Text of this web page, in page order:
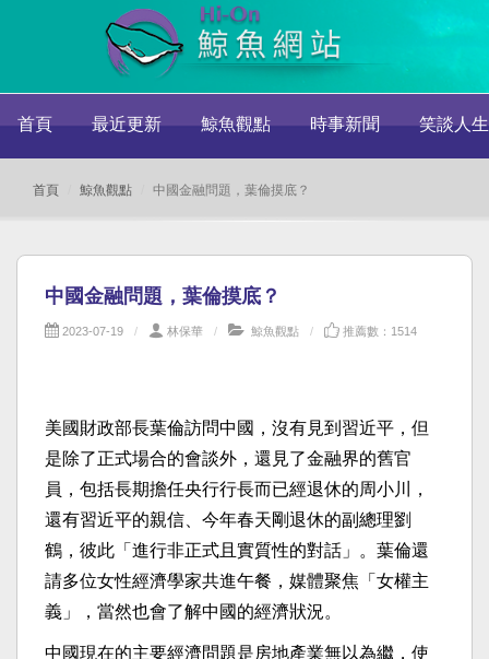
首頁 最近更新 鯨魚觀點 時事新聞 笑談人生
首頁 鯨魚觀點 中國金融問題，葉倫摸底？
中國金融問題，葉倫摸底？
2023-07-19 林保華 鯨魚觀點 推薦數：1514
美國財政部長葉倫訪問中國，沒有見到習近平，但
是除了正式場合的會談外，還見了金融界的舊官
員，包括長期擔任央行行長而已經退休的周小川，
還有習近平的親信、今年春天剛退休的副總理劉
鶴，彼此「進行非正式且實質性的對話」。葉倫還
請多位女性經濟學家共進午餐，媒體聚焦「女權主
義」，當然也會了解中國的經濟狀況。
中國現在的主要經濟問題是房地產業無以為繼，使